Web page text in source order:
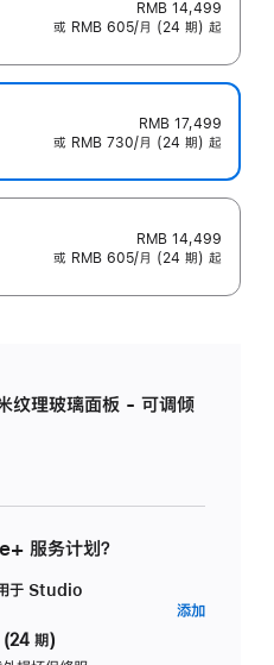
RMB 14,499
或 RMB 605/月 (24 期) 起
RMB 17,499
或 RMB 730/月 (24 期) 起
RMB 14,499
或 RMB 605/月 (24 期) 起
理玻璃面板 - 可调倾
服务计划？
于 Studio
(24 期)
添加